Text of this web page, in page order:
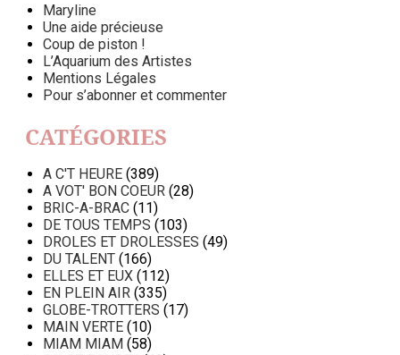
Maryline
Une aide précieuse
Coup de piston !
L’Aquarium des Artistes
Mentions Légales
Pour s’abonner et commenter
CATÉGORIES
A C'T HEURE (389)
A VOT' BON COEUR (28)
BRIC-A-BRAC (11)
DE TOUS TEMPS (103)
DROLES ET DROLESSES (49)
DU TALENT (166)
ELLES ET EUX (112)
EN PLEIN AIR (335)
GLOBE-TROTTERS (17)
MAIN VERTE (10)
MIAM MIAM (58)